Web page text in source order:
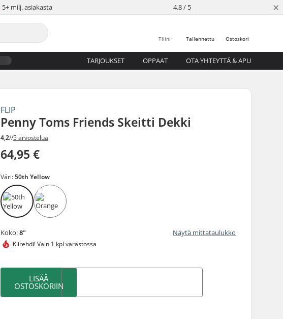
5+ milj. asiakasta 4.8 / 5 ×
Ostoskori
Tallennettu
Tilini
TARJOUKSET OPPAAT OTA YHTEYTTÄ & APU
FLIP
Penny Toms Friends Skeitti Dekki
4,2//5 arvostelua
64,95 €
Väri:50th Yellow
Koko:8" Näytä mittataulukko
Kiirehdi!Vain 1 kpl varastossa
LISÄÄ
OSTOSKORIIN